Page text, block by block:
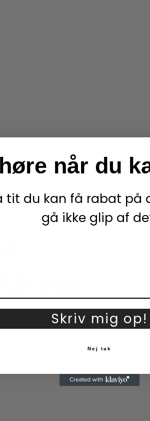
BIL I
2
når du
tit du kan få rabat på
gå ikke glip af
Skriv mig op!
Nej tak